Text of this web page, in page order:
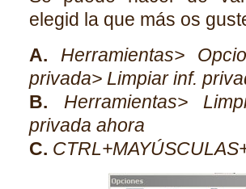
elegid la que más os
A.
Herramientas>
privada> Limpiar inf.
B.
Herramientas>
privada ahora
C.